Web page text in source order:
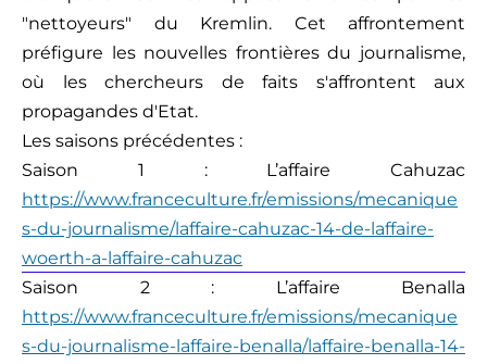
"nettoyeurs" du Kremlin. Cet affrontement
préfigure les nouvelles frontières du journalisme,
où les chercheurs de faits s'affrontent aux
propagandes d'Etat.
Les saisons précédentes :
Saison 1 : L’affaire Cahuzac
https://www.franceculture.fr/emissions/mecanique
s-du-journalisme/laffaire-cahuzac-14-de-laffaire-
woerth-a-laffaire-cahuzac
Saison 2 : L’affaire Benalla
https://www.franceculture.fr/emissions/mecanique
s-du-journalisme-laffaire-benalla/laffaire-benalla-14-